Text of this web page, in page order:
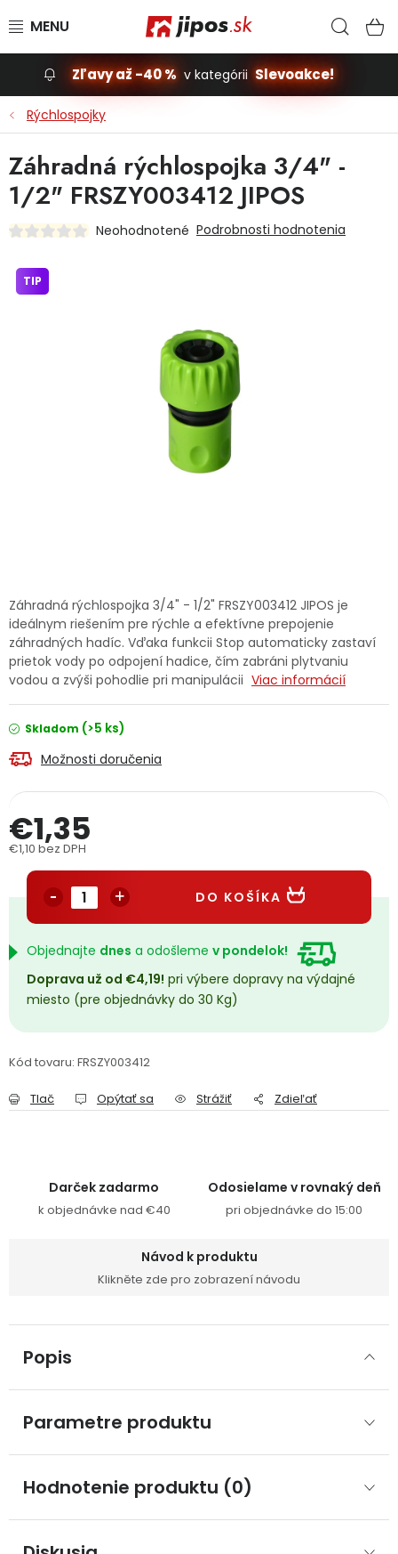
Slevoakce
Stavba, dom
Dielňa
Príslušenstvo pre automobily
Vybavenie a hračky pre deti
Ochranné pracovné pomôcky
Servis náradia Hodnotenie obchodu
Doprava a platba
Kontakty
Reklamačný formulár Odstúpenie v lehote 14 dní
Obchodné podmienky
Podmienky ochrany osobných údajov
Zľavy až -40 % v kategórii Slevoakce!
Rýchlospojky
Záhradná rýchlospojka 3/4" - 1/2" FRSZY003412 JIPOS je
ideálnym riešením pre rýchle a efektívne prepojenie
záhradných hadíc. Vďaka funkcii Stop automaticky zastaví
prietok vody po odpojení hadice, čím zabráni plytvaniu
vodou a zvýši pohodlie pri manipulácii Viac informácií
Skladom (>5 ks)
Možnosti doručenia
€1,35
€1,10 bez DPH
DO KOŠÍKA
Objednajte dnes a odošleme v pondelok!
Doprava už od €4,19! pri výbere dopravy na výdajné
miesto (pre objednávky do 30 Kg)
Kód tovaru: FRSZY003412
Tlač Opýtať sa Strážiť Zdieľať
Záhradná rýchlospojka 3/4" -
1/2" FRSZY003412 JIPOS
Neohodnotené Podrobnosti hodnotenia
TIP
Darček zadarmo
k objednávke nad €40
Odosielame v rovnaký deň
pri objednávke do 15:00
Návod k produktu
Klikněte zde pro zobrazení návodu
Popis
Parametre produktu
Hodnotenie produktu (0)